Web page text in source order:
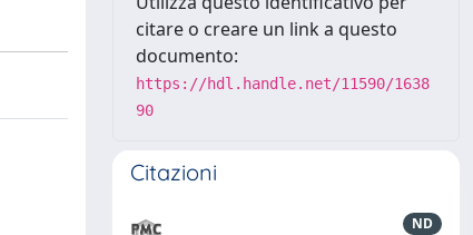
citare o creare un link a questo
documento:
https://hdl.handle.net/11590/1638
90
Citazioni
ND